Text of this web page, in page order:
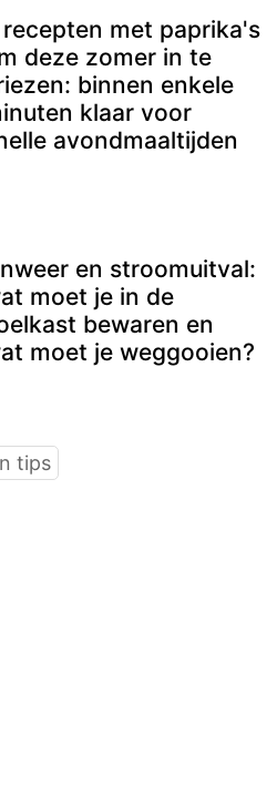
met paprika's
deze zomer in te
binnen enkele
klaar voor
avondmaaltijden
en stroomuitval:
moet je in de
bewaren en
moet je weggooien?
tips